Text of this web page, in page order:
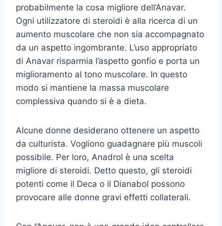
probabilmente la cosa migliore dell’Anavar.
Ogni utilizzatore di steroidi è alla ricerca di un
aumento muscolare che non sia accompagnato
da un aspetto ingombrante. L’uso appropriato
di Anavar risparmia l’aspetto gonfio e porta un
miglioramento al tono muscolare. In questo
modo si mantiene la massa muscolare
complessiva quando si è a dieta.
Alcune donne desiderano ottenere un aspetto
da culturista. Vogliono guadagnare più muscoli
possibile. Per loro, Anadrol è una scelta
migliore di steroidi. Detto questo, gli steroidi
potenti come il Deca o il Dianabol possono
provocare alle donne gravi effetti collaterali.